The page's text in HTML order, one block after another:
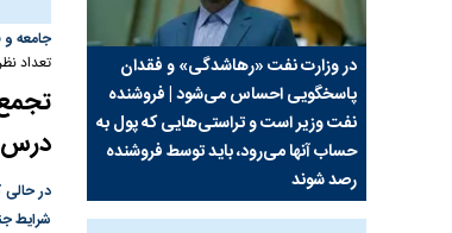
جامعه
تعداد
درس
شرایط
در وزارت نفت «رهاشدگی» و فقدان
پاسخگویی احساس می‌شود | فروشنده
نفت وزیر است و تراستی‌هایی که پول به
حساب آنها می‌رود، باید توسط فروشنده
رصد شوند
چرا
نابودی
واشنگتن